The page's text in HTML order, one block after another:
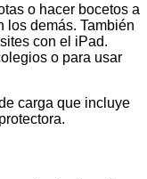
o hacer bocetos a
los demás. También
con el iPad.
o para usar
carga que incluye